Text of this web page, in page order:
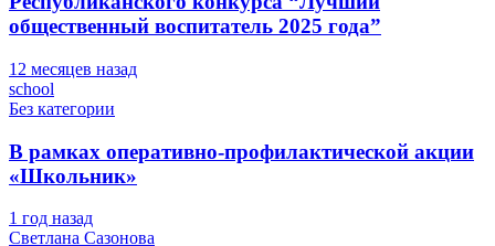
общественный воспитатель 2025 года”
12 месяцев назад
school
Без категории
В рамках оперативно-профилактической акции
«Школьник»
1 год назад
Светлана Сазонова